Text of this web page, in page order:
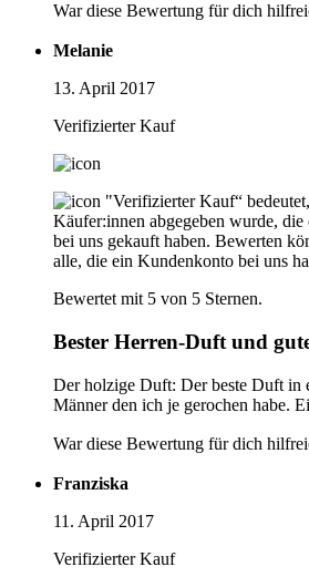
War diese Bewertung für dich
Melanie
13. April 2017
Verifizierter Kauf
"Verifizierter Kauf“
Käufer:innen abgegeben wurde, die
bei uns gekauft haben. Bewerten
alle, die ein Kundenkonto bei uns
Bewertet mit 5 von 5 Sternen.
Bester Herren-Duft und
Der holzige Duft: Der beste Duft in
Männer den ich je gerochen habe.
War diese Bewertung für dich
Franziska
11. April 2017
Verifizierter Kauf